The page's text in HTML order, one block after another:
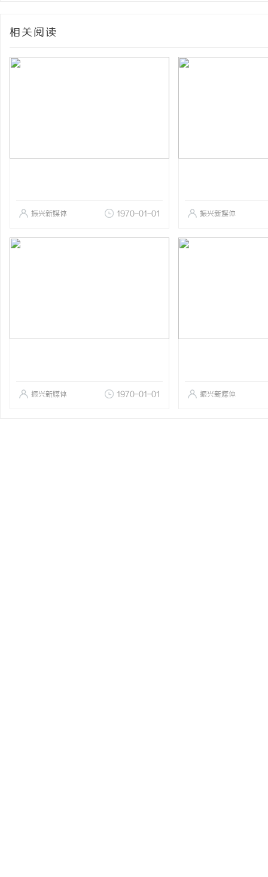
相关阅读
振兴新媒体 1970-01-01 振兴新媒体
振兴新媒体 1970-01-01 振兴新媒体